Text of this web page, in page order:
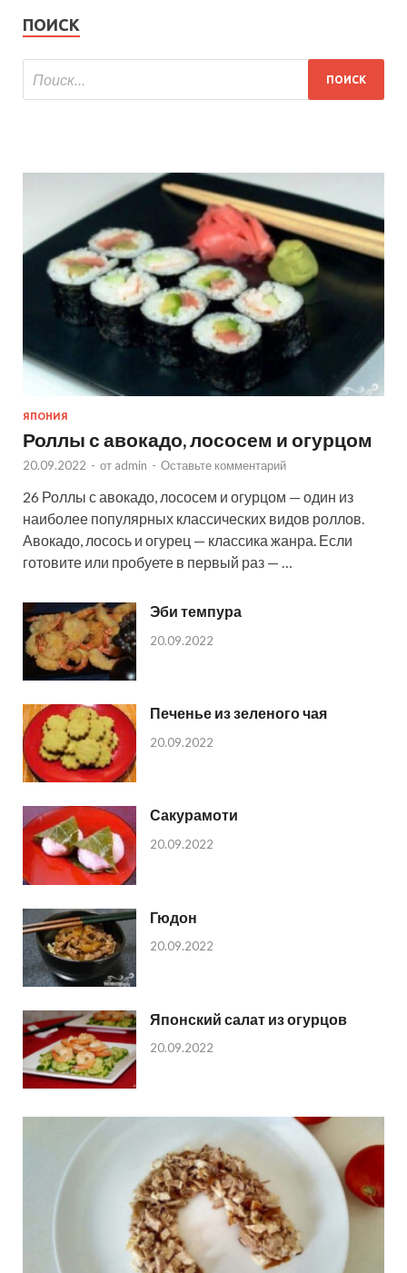
ПОИСК
ЯПОНИЯ
Роллы с авокадо, лососем и огурцом
20.09.2022 - от admin - Оставьте комментарий
26 Роллы с авокадо, лососем и огурцом — один из
наиболее популярных классических видов роллов.
Авокадо, лосось и огурец — классика жанра. Если
готовите или пробуете в первый раз — …
Эби темпура
20.09.2022
Печенье из зеленого чая
20.09.2022
Сакурамоти
20.09.2022
Гюдон
20.09.2022
Японский салат из огурцов
20.09.2022